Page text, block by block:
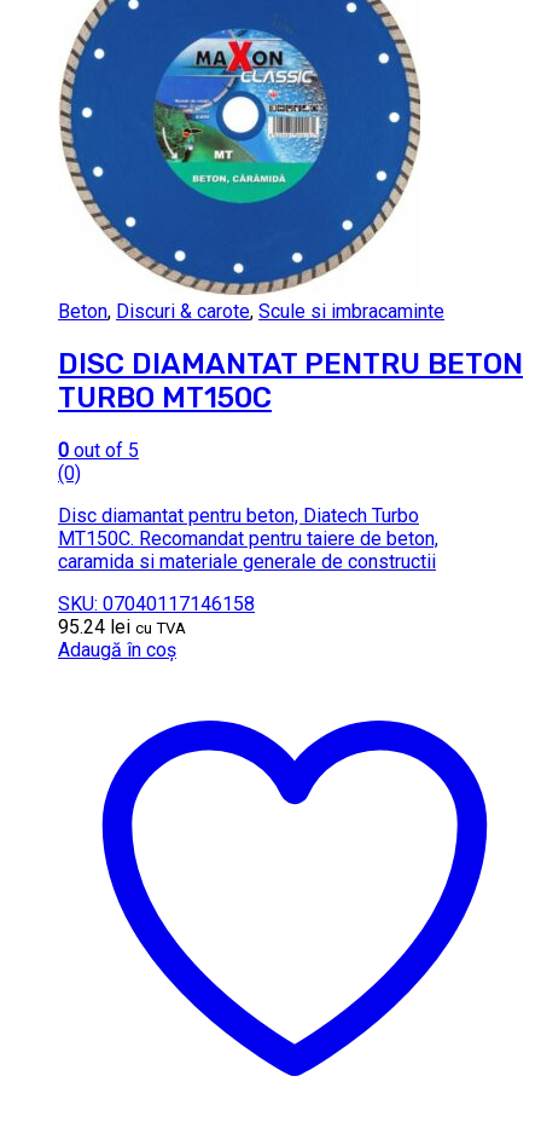
Beton, Discuri & carote, Scule si imbracaminte
DISC DIAMANTAT PENTRU BETON
TURBO MT150C
0 out of 5
(0)
Disc diamantat pentru beton, Diatech Turbo
MT150C. Recomandat pentru taiere de beton,
caramida si materiale generale de constructii
SKU: 07040117146158
95.24 lei cu TVA
Adaugă în coș